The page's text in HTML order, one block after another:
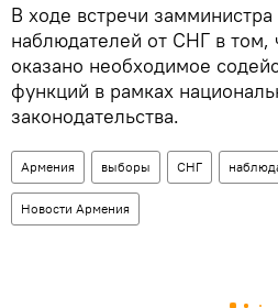
В ходе встречи замминистра
наблюдателей от СНГ в том,
оказано необходимое
функций в рамках
законодательства.
Армения выборы СНГ
Новости Армения